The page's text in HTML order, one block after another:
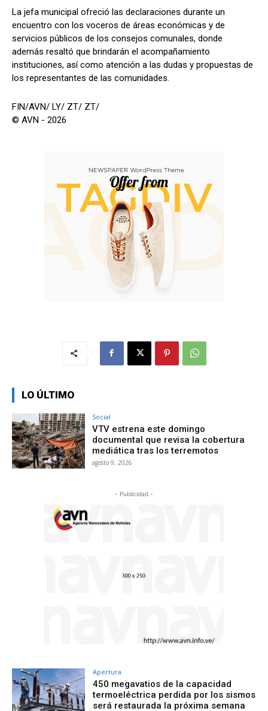
La jefa municipal ofreció las declaraciones durante un
encuentro con los voceros de áreas económicas y de
servicios públicos de los consejos comunales, donde
además resaltó que brindarán el acompañamiento
instituciones, así como atención a las dudas y propuestas de
los representantes de las comunidades.
FIN/AVN/ LY/ ZT/ ZT/
© AVN - 2026
LO ÚLTIMO
Social
VTV estrena este domingo
documental que revisa la cobertura
mediática tras los terremotos
agosto 9, 2026
- Publicidad -
Apertura
450 megavatios de la capacidad
termoeléctrica perdida por los sismos
será restaurada la próxima semana